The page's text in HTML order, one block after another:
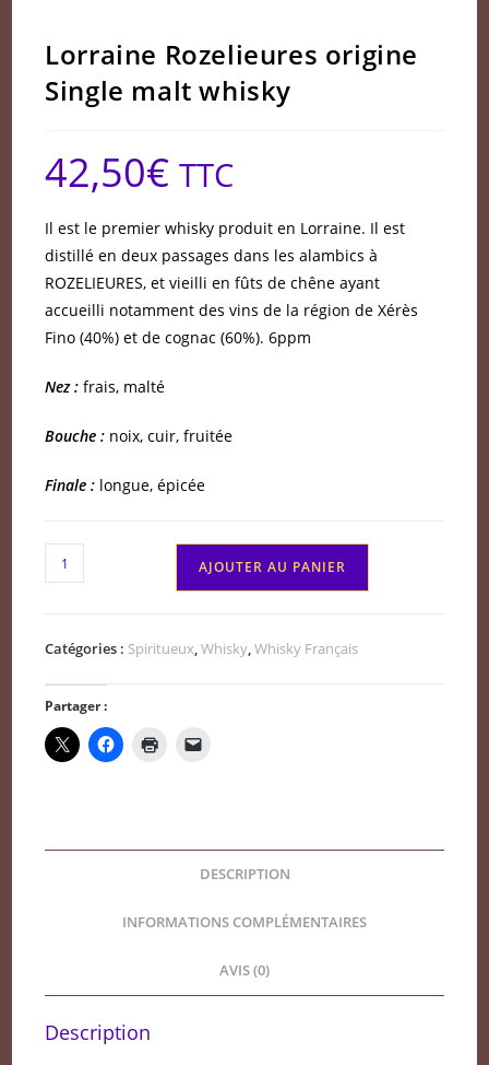
Lorraine Rozelieures origine
Single malt whisky
42,50€ TTC
Il est le premier whisky produit en Lorraine. Il est
distillé en deux passages dans les alambics à
ROZELIEURES, et vieilli en fûts de chêne ayant
accueilli notamment des vins de la région de Xérès
Fino (40%) et de cognac (60%). 6ppm
Nez : frais, malté
Bouche : noix, cuir, fruitée
Finale : longue, épicée
quantité
de
Rozelieures
Single
whisky
AJOUTER AU PANIER
Catégories : Spiritueux,Whisky,Whisky Français
Partager :
DESCRIPTION
INFORMATIONS COMPLÉMENTAIRES
AVIS (0)
Description